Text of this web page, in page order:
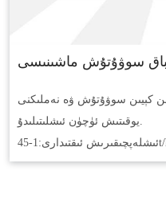
سوۋۇتۇش ماشىنىسى
كېيىن سوۋۇتۇش ۋە نەملىكنى
يوقىتىش ئۈچۈن ئىشلىتىلىدۇ.
ئىشلەپچىقىرىش ئىقتىدارى:1-